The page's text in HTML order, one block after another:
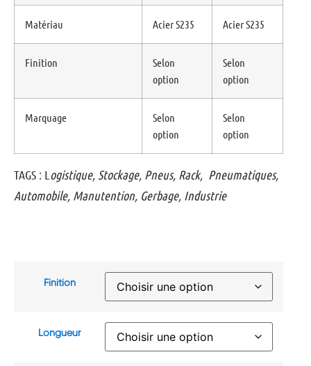
Matériau Acier S235 Acier S235
Finition
Selon
option
Selon
option
Marquage
Selon
option
Selon
option
TAGS : L ogistique, Stockage, Pneus, Rack, Pneumatiques,
Automobile, Manutention, Gerbage, Industrie
Finition
Longueur